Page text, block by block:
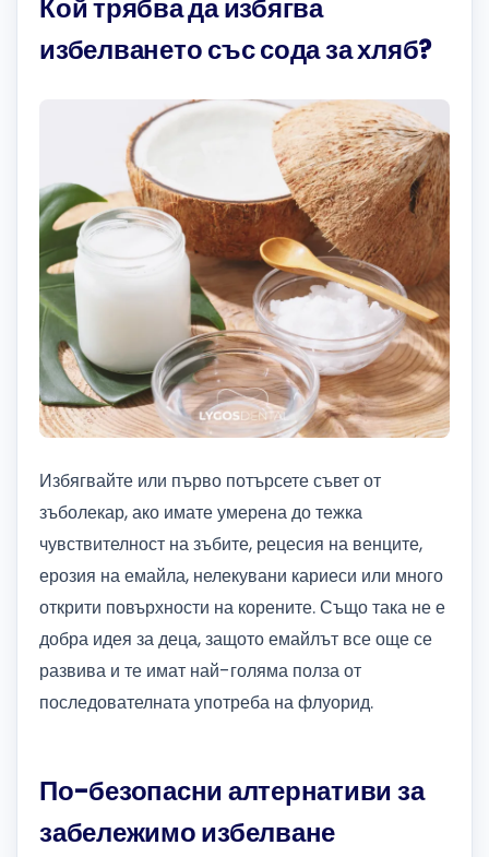
Кой трябва да избягва
избелването със сода за хляб?
Избягвайте или първо потърсете съвет от
зъболекар, ако имате умерена до тежка
чувствителност на зъбите, рецесия на венците,
ерозия на емайла, нелекувани кариеси или много
открити повърхности на корените. Също така не е
добра идея за деца, защото емайлът все още се
развива и те имат най-голяма полза от
последователната употреба на флуорид.
По-безопасни алтернативи за
забележимо избелване